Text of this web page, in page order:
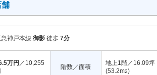
舗
急神戸本線 御影 徒歩 7分
万円 ／10,255
階数／面積
地上1階／16.09坪
(53.2m2)